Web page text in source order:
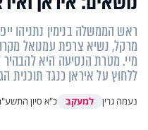
ראש הממשלה בנימין נתניהו
מרקל, נשיא צרפת עמנואל
מיי. מטרת הנסיעה היא
ללחוץ על איראן כנגד תוכנית
נעמה גרין למעקב כ"א סיון